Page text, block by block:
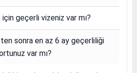
geçerli vizeniz var mı?
sonra en az 6 ay geçerliliği
var mı?